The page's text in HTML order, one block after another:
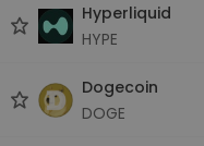
Hyperliquid
HYPE
Dogecoin
DOGE